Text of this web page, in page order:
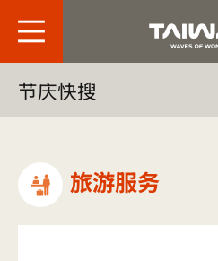
节庆快搜
旅游服务